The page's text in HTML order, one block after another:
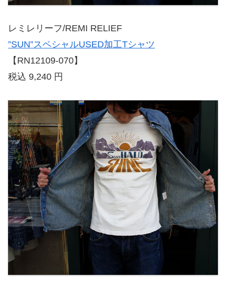
レミレリーフ/REMI RELIEF
”SUN”スペシャルUSED加工Tシャツ
【RN12109-070】
税込 9,240 円